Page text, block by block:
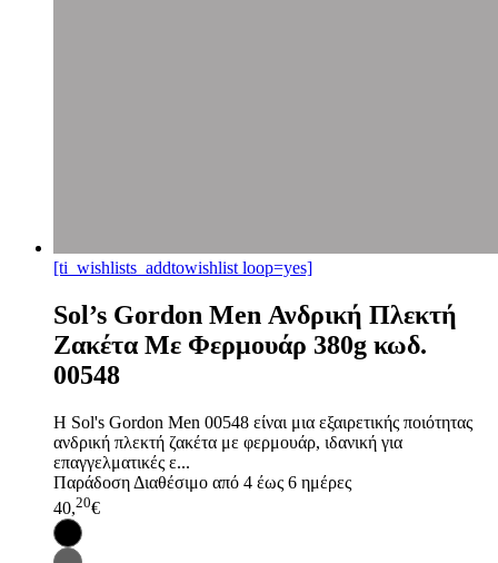
[ti_wishlists_addtowishlist loop=yes]
Sol’s Gordon Men Ανδρική Πλεκτή
Ζακέτα Με Φερμουάρ 380g κωδ.
00548
Η Sol's Gordon Men 00548 είναι μια εξαιρετικής ποιότητας
ανδρική πλεκτή ζακέτα με φερμουάρ, ιδανική για
επαγγελματικές ε...
Παράδοση Διαθέσιμο από 4 έως 6 ημέρες
40,20€